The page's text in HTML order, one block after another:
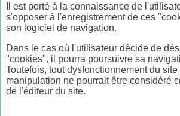
Il est porté à la connaissance de
s'opposer à l'enregistrement de ces
son logiciel de navigation.
Dans le cas où l'utilisateur décide de
"cookies", il pourra poursuivre sa
Toutefois, tout dysfonctionnement du
manipulation ne pourrait être considéré
de l'éditeur du site.